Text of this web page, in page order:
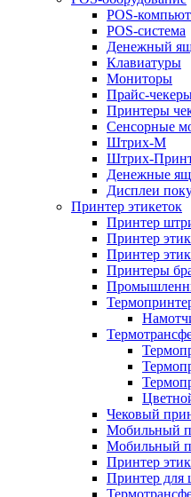
POS-
POS-система
Денежный
Клавиатуры
Мониторы
Прайс-
Принтеры
Сенсорные
Штрих-М
Штрих-
Денежные
Дисплеи
Принтер этикеток
Принтер
Принтер
Принтер
Принтеры
Чековый
Мобильный
Мобильный
Принтер
Принтер для